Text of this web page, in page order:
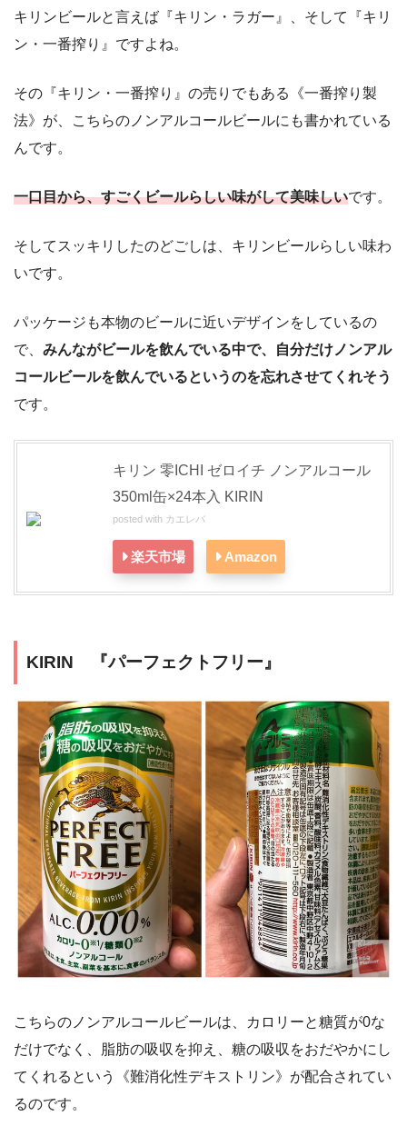
キリンビールと言えば『キリン・ラガー』、そして『キリ
ン・一番搾り』ですよね。
その『キリン・一番搾り』の売りでもある《一番搾り製
法》が、こちらのノンアルコールビールにも書かれている
んです。
一口目から、すごくビールらしい味がして美味しいです。
そしてスッキリしたのどごしは、キリンビールらしい味わ
いです。
パッケージも本物のビールに近いデザインをしているの
で、 みんながビールを飲んでいる中で、自分だけノンアル
コールビールを飲んでいるというのを忘れさせてくれそう
です。
キリン 零ICHI ゼロイチ ノンアルコール
350ml缶×24本入 KIRIN
posted with カエレバ
楽天市場 Amazon
KIRIN 『パーフェクトフリー』
こちらのノンアルコールビールは、カロリーと糖質が0な
だけでなく、脂肪の吸収を抑え、糖の吸収をおだやかにし
てくれるという《難消化性デキストリン》が配合されてい
るのです。